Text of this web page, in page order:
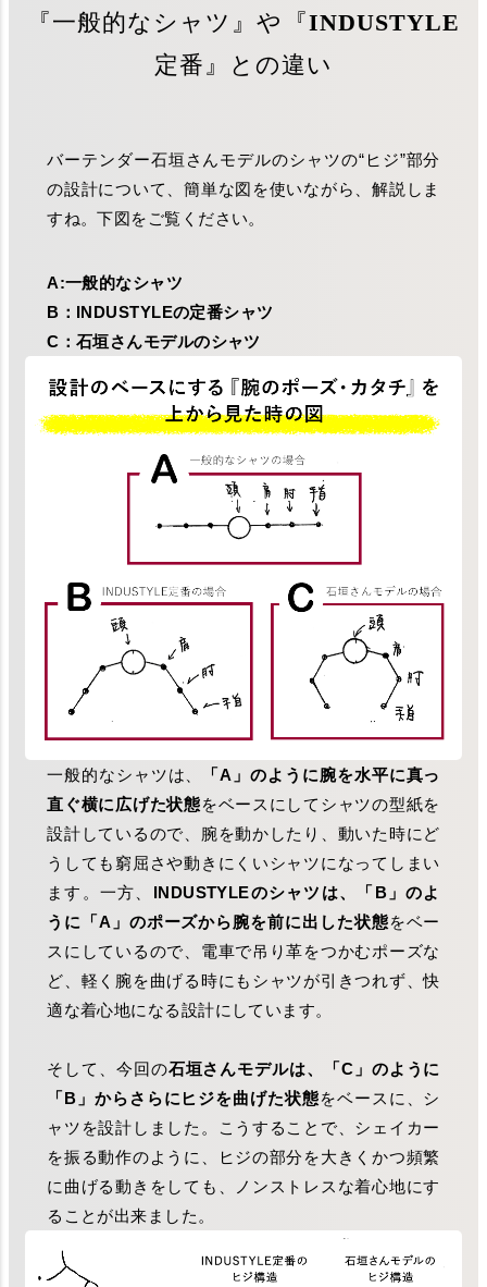
『一般的なシャツ』や『INDUSTYLE
定番』との違い
バーテンダー石垣さんモデルのシャツの“ヒジ”部分
の設計について、簡単な図を使いながら、解説しま
すね。下図をご覧ください。
A:一般的なシャツ
B：INDUSTYLEの定番シャツ
C：石垣さんモデルのシャツ
一般的なシャツは、
「A」のように腕を水平に真っ
直ぐ横に広げた状態をベースにしてシャツの型紙を
設計しているので、腕を動かしたり、動いた時にど
うしても窮屈さや動きにくいシャツになってしまい
ます。一方、 INDUSTYLEのシャツは、「B」のよ
うに「A」のポーズから腕を前に出した状態をベー
スにしているので、電車で吊り革をつかむポーズな
ど、軽く腕を曲げる時にもシャツが引きつれず、快
適な着心地になる設計にしています。
そして、今回の石垣さんモデルは、「C」のように
「B」からさらにヒジを曲げた状態をベースに、シ
ャツを設計しました。こうすることで、シェイカー
を振る動作のように、ヒジの部分を大きくかつ頻繁
に曲げる動きをしても、ノンストレスな着心地にす
ることが出来ました。